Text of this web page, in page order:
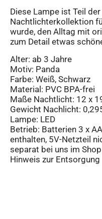
Diese Lampe ist Teil
Nachtlichterkollektion
wurde, den Alltag mit
zum Detail etwas
Alter: ab 3 Jahre
Motiv: Panda
Farbe: Weiß, Schwarz
Material: PVC BPA-frei
Maße Nachtlicht: 12 x
Gewicht Nachlicht:
Lampe: LED
Betrieb: Batterien 3 x
enthalten, 5V-Netzteil
separat bei uns im
Hinweis zur Entsorgung